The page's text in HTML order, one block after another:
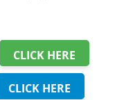
CLICK HERE
CLICK HERE